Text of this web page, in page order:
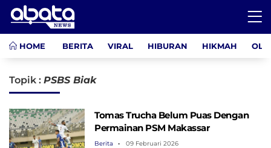
HOME BERITA VIRAL HIBURAN HIKMAH
Topik : PSBS Biak
Tomas Trucha Belum Puas Dengan
Permainan PSM Makassar
Berita 09 Februari 2026